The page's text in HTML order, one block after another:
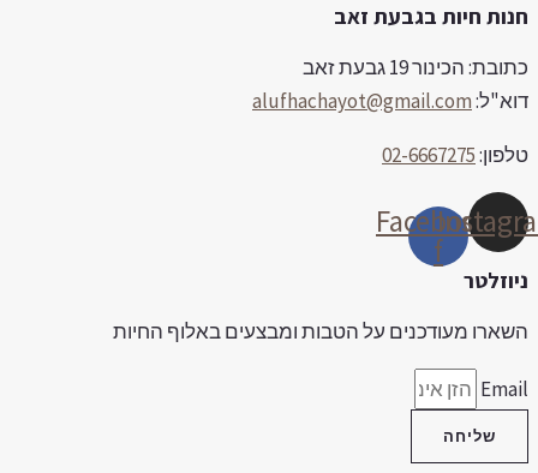
חיות בגבעת זאב
הכינור 19 גבעת זאב
alufhachayot@gmail.com
02-6667275
Facebook-
f
מעודכנים על הטבות ומבצעים באלוף החיות
שליחה